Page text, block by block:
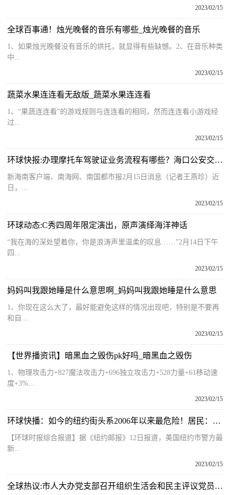
2023/02/15
全球百事通！烛光晚餐的音乐有哪些_烛光晚餐的音乐
1、如果烛光晚餐没有音乐的烘托，就显得有些缺憾。2、在音乐种类
中...
2023/02/15
蔬菜水果连连看无敌版_蔬菜水果连连看
1、“果蔬连连看”的游戏规则与连连看的相同，然而连连看小游戏经
过...
2023/02/15
环球快报:办理摩托车驾驶证业务流程有哪些？海口公安交警发布最新提醒
新海南客户端、南海网、南国都市报2月15日消息（记者王燕珍）近
日，...
2023/02/15
环球动态:C秀四周年限定演出，原声演绎海洋神话
“我在海的深处望着你，你是浪涛声里温柔的叹息……”2月14日下午
四...
2023/02/15
妈妈叫我跟她睡是什么意思啊_妈妈叫我跟她睡是什么意思
1、你现在这么大了，最好能避免这样的情况出现吧，特别是不要再
和自...
2023/02/15
【世界播资讯】暗黑血之毁伤pk好吗_暗黑血之毁伤
1、物理攻击力+827魔法攻击力+696独立攻击力+528力量+61移动速
度+3%...
2023/02/15
环球快播：如今的纽约街头系2006年以来最危险！居民：治安没有最差只有更差
【环球时报综合报道】据《纽约邮报》12日报道，美国纽约市警方最
新...
2023/02/15
全球热议:市人大办党支部召开组织生活会和民主评议党员会议